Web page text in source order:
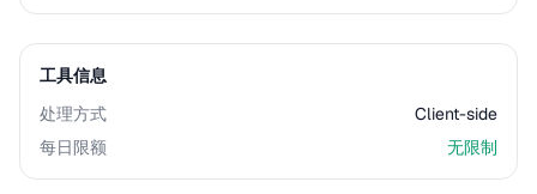
工具信息
处理方式
Client-side
每日限额
无限制